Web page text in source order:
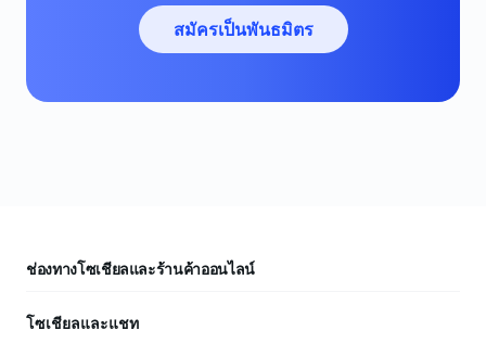
สมัครเป็นพันธมิตร
ช่องทางโซเชียลและร้านค้าออนไลน์
โซเชียลและแชท